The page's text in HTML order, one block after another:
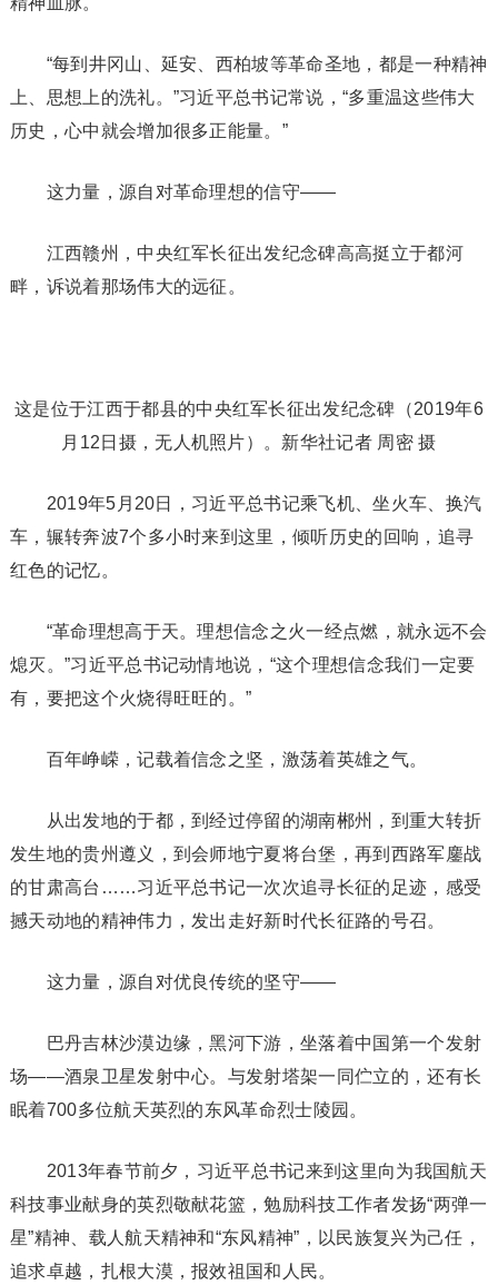
“每到井冈山、延安、西柏坡等革命圣地，都是一种精神
上、思想上的洗礼。”习近平总书记常说，“多重温这些伟大
历史，心中就会增加很多正能量。”
这力量，源自对革命理想的信守——
江西赣州，中央红军长征出发纪念碑高高挺立于都河
畔，诉说着那场伟大的远征。
这是位于江西于都县的中央红军长征出发纪念碑（2019年6
月12日摄，无人机照片）。新华社记者 周密 摄
2019年5月20日，习近平总书记乘飞机、坐火车、换汽
车，辗转奔波7个多小时来到这里，倾听历史的回响，追寻
红色的记忆。
“革命理想高于天。理想信念之火一经点燃，就永远不会
熄灭。”习近平总书记动情地说，“这个理想信念我们一定要
有，要把这个火烧得旺旺的。”
百年峥嵘，记载着信念之坚，激荡着英雄之气。
从出发地的于都，到经过停留的湖南郴州，到重大转折
发生地的贵州遵义，到会师地宁夏将台堡，再到西路军鏖战
的甘肃高台……习近平总书记一次次追寻长征的足迹，感受
撼天动地的精神伟力，发出走好新时代长征路的号召。
这力量，源自对优良传统的坚守——
巴丹吉林沙漠边缘，黑河下游，坐落着中国第一个发射
场——酒泉卫星发射中心。与发射塔架一同伫立的，还有长
眠着700多位航天英烈的东风革命烈士陵园。
2013年春节前夕，习近平总书记来到这里向为我国航天
科技事业献身的英烈敬献花篮，勉励科技工作者发扬“两弹一
星”精神、载人航天精神和“东风精神”，以民族复兴为己任，
追求卓越，扎根大漠，报效祖国和人民。